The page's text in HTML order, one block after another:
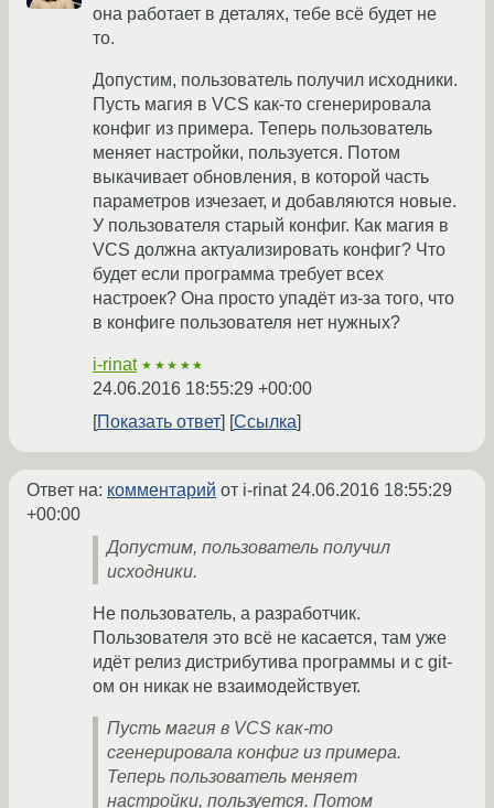
она работает в деталях, тебе всё будет не
то.
Допустим, пользователь получил исходники.
Пусть магия в VCS как-то сгенерировала
конфиг из примера. Теперь пользователь
меняет настройки, пользуется. Потом
выкачивает обновления, в которой часть
параметров изчезает, и добавляются новые.
У пользователя старый конфиг. Как магия в
VCS должна актуализировать конфиг? Что
будет если программа требует всех
настроек? Она просто упадёт из-за того, что
в конфиге пользователя нет нужных?
i-rinat ★★★★★
24.06.2016 18:55:29 +00:00
Показать ответ
Ссылка
Ответ на: комментарий от i-rinat24.06.2016 18:55:29
+00:00
Допустим, пользователь получил
исходники.
Не пользователь, а разработчик.
Пользователя это всё не касается, там уже
идёт релиз дистрибутива программы и c git-
ом он никак не взаимодействует.
Пусть магия в VCS как-то
сгенерировала конфиг из примера.
Теперь пользователь меняет
настройки, пользуется. Потом